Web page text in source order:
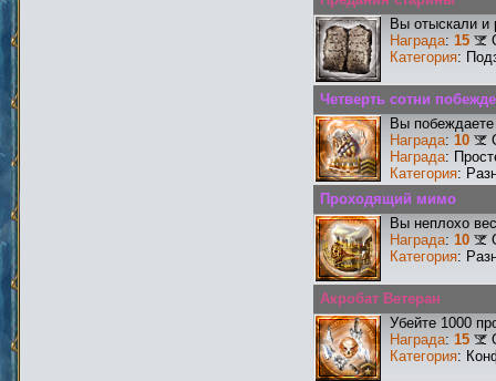
Вы отыскали
Награда: 15
Категория:
Четверть сотни
Вы
Награда: 10
Награда:
Категория:
Проходящий мимо
Вы неплохо
Награда: 10
Категория:
Акробат Ветеран
Убейте 1000
Награда: 15
Категория: